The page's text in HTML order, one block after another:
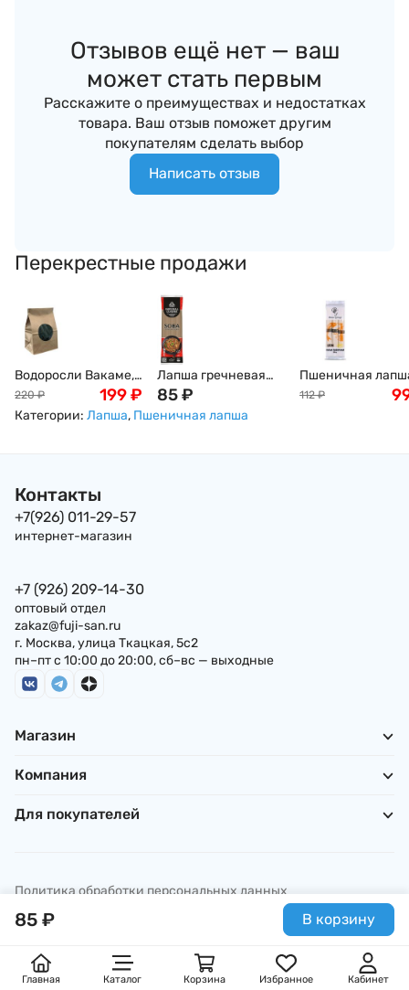
85 ₽ В корзину
Отзывов ещё нет — ваш
может стать первым
Расскажите о преимуществах и недостатках
товара. Ваш отзыв поможет другим
покупателям сделать выбор
Написать отзыв
Перекрестные продажи
Водоросли Вакаме,
100г
220 ₽ 199₽
Лапша гречневая
Соба Imperial Cuisine,
400гр
85₽
Пшеничная
Удон Barco Group,
112 ₽
Категории: Лапша, Пшеничная лапша
Главная Каталог Корзина Избранное Кабинет
Контакты
+7(926) 011-29-57
интернет-магазин
+7 (926) 209-14-30
оптовый отдел
zakaz@fuji-san.ru
г. Москва, улица Ткацкая, 5с2
пн–пт с 10:00 до 20:00, сб–вс — выходные
Магазин
Компания
Для покупателей
Политика обработки персональных данных